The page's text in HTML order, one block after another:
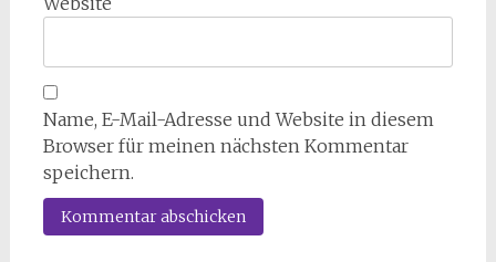
Name, E-Mail-Adresse und Website in diesem
Browser für meinen nächsten Kommentar
speichern.